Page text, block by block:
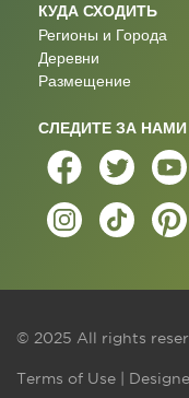
КУДА СХОДИТЬ
Регионы и Города
Деревни
Размещение
СЛЕДИТЕ ЗА НАМИ
© 2025 All rights
Terms of Use |